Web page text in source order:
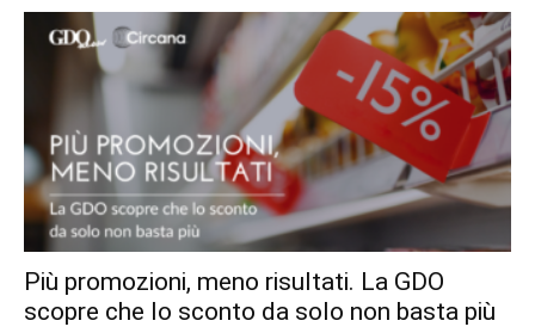
Più promozioni, meno risultati. La GDO
scopre che lo sconto da solo non basta più